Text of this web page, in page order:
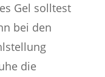
Gel solltest
bei den
die